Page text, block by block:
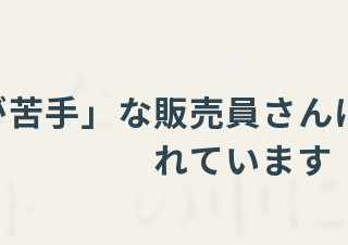
手」な販売員さ
れています